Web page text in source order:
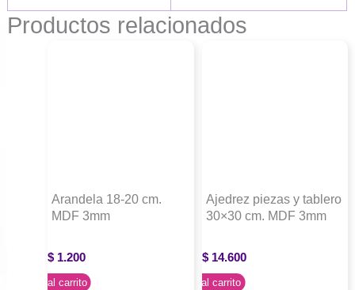
Productos relacionados
Arandela 18-20 cm.
MDF 3mm
$ 1.200
Agregar al carrito
Ajedrez piezas y tablero
30×30 cm. MDF 3mm
$14.600
Agregar al carrito